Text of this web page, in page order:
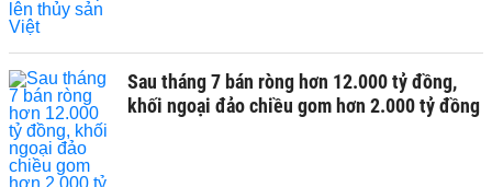
Sau tháng 7 bán ròng hơn 12.000 tỷ đồng,
khối ngoại đảo chiều gom hơn 2.000 tỷ đồng